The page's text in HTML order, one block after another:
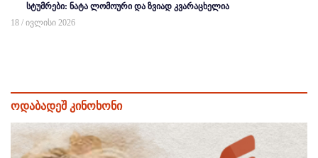
სტუმრები: ნატა ლომოური და ზვიად კვარაცხელია
18 / ივლისი 2026
ოდაბადეშ კინოხონი